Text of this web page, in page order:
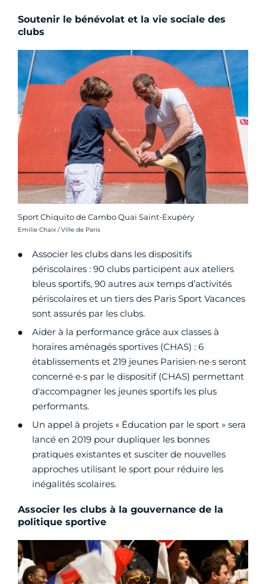
Soutenir le bénévolat et la vie sociale des
clubs
Sport Chiquito de Cambo Quai Saint-Exupéry
Crédit photo :
Emilie Chaix / Ville de Paris
Associer les clubs dans les dispositifs
périscolaires : 90 clubs participent aux ateliers
bleus sportifs, 90 autres aux temps d’activités
périscolaires et un tiers des Paris Sport Vacances
sont assurés par les clubs.
Aider à la performance grâce aux classes à
horaires aménagés sportives (CHAS) : 6
établissements et 219 jeunes Parisien­·ne·s seront
concerné·e·s par le dispositif (CHAS) permettant
d'accompagner les jeunes sportifs les plus
performants.
Un appel à projets « Éducation par le sport » sera
lancé en 2019 pour dupliquer les bonnes
pratiques existantes et susciter de nouvelles
approches utilisant le sport pour réduire les
inégalités scolaires.
Associer les clubs à la gouvernance de la
politique sportive